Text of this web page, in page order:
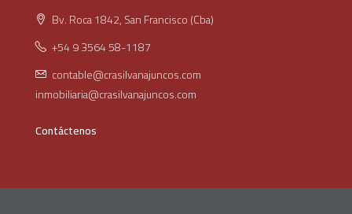
Bv. Roca 1842, San Francisco (Cba)
+54 9 3564 58-1187
contable@crasilvanajuncos.com
inmobiliaria@crasilvanajuncos.com
Contáctenos